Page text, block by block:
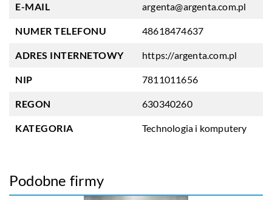
E-MAIL argenta@argenta.com.pl
NUMER TELEFONU 48618474637
ADRES INTERNETOWY https://argenta.com.pl
NIP 7811011656
REGON 630340260
KATEGORIA Technologia i komputery
Podobne firmy